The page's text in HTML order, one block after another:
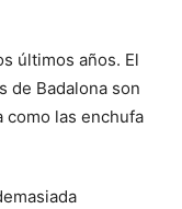
últimos años. El
de Badalona son
como las enchufa